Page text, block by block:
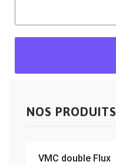
NOS PRODUITS
VMC double Flux